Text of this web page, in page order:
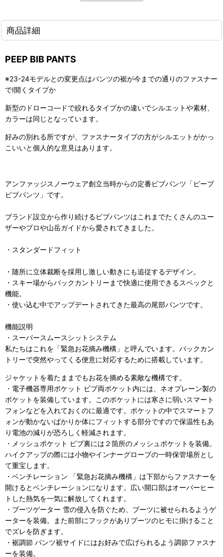
商品詳細
PEEP BIB PANTS
※23-24モデルとの変更点はパンツの裾が今までの通りのファスナー
でI開くタイプか
新型のドローコ―ドで絞れるタイプかの違いでシルエットや素材、
カラーは同じとなっています。
好みの別れる所ですが、ファスナータイプの方がシルエットがかっ
こいいと個人的な意見はあります。
アンファッジスノーウェア創立当時からの定番ビブパンツ「ピープ
ビブパンツ」です。
ブランド設立から作り続けるビブパンツはこれまでたくさんのユー
ザーやプロや山岳ガイドから愛されてきました。
・スタンダードフィット
・随所に立体裁断を採用し激しい動きにも追従するデザイン。
・スキー場からバックカントリーまで快適に使用できるスペックと
機能。
・使い込む中でアップデートされてきた最高の尾部パンツです。
機能説明
・スーパースムースシットシステム
私たちはこれを「緊急お花摘み機構」と呼んでいます。バックカン
トリーで突然やってくる便意に対応するために搭載しています。
ジャケットを着たままでもお花を摘める素敵な機構です。
・電子機器専用ポケット ビブ両ポケット内には、ネオプレーン製の
ポケットを装備しています。このポケットには寒さに弱いスマート
フォンなどを入れておくのに最適です。ポケットの中でスマートフ
ォンが動かないばかりか体にフィットする部分ですので保温性もあ
り電池の減りが恐ろしく軽減されます。
・メッシュポケット ビブ裏には２箇所のメッシュポケットを装備。
ハイクアップの際には小物やインナーグローブの一時保管場所とし
て重宝します。
・ベンチレーション 「緊急お花摘み機構」は下部からファスナーを
開けるとベンチレーションになります。広い開口部はオーバーヒー
トした熱気を一気に解放してくれます。
・ブーツゲーター 雪の侵入を防ぐため、ブーツに被せられるようゲ
ーターを装備。また前部にフックがありブーツのヒモに掛けること
でズレを防ぎます。
・裾調節 パンツ裾サイドにはお好みで広げられるよう調節ファスナ
ーを装備。